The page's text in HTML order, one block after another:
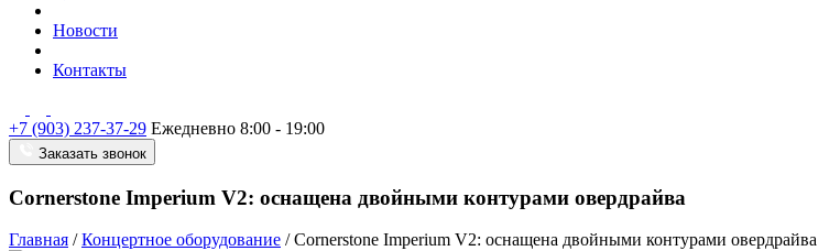
Новости
Контакты
+7 (903) 237-37-29 Ежедневно 8:00 - 19:00
Заказать звонок
Cornerstone Imperium V2: оснащена двойными контурами овердрайва
Главная /Концертное оборудование /Cornerstone Imperium V2: оснащена двойными контурами овердрайва